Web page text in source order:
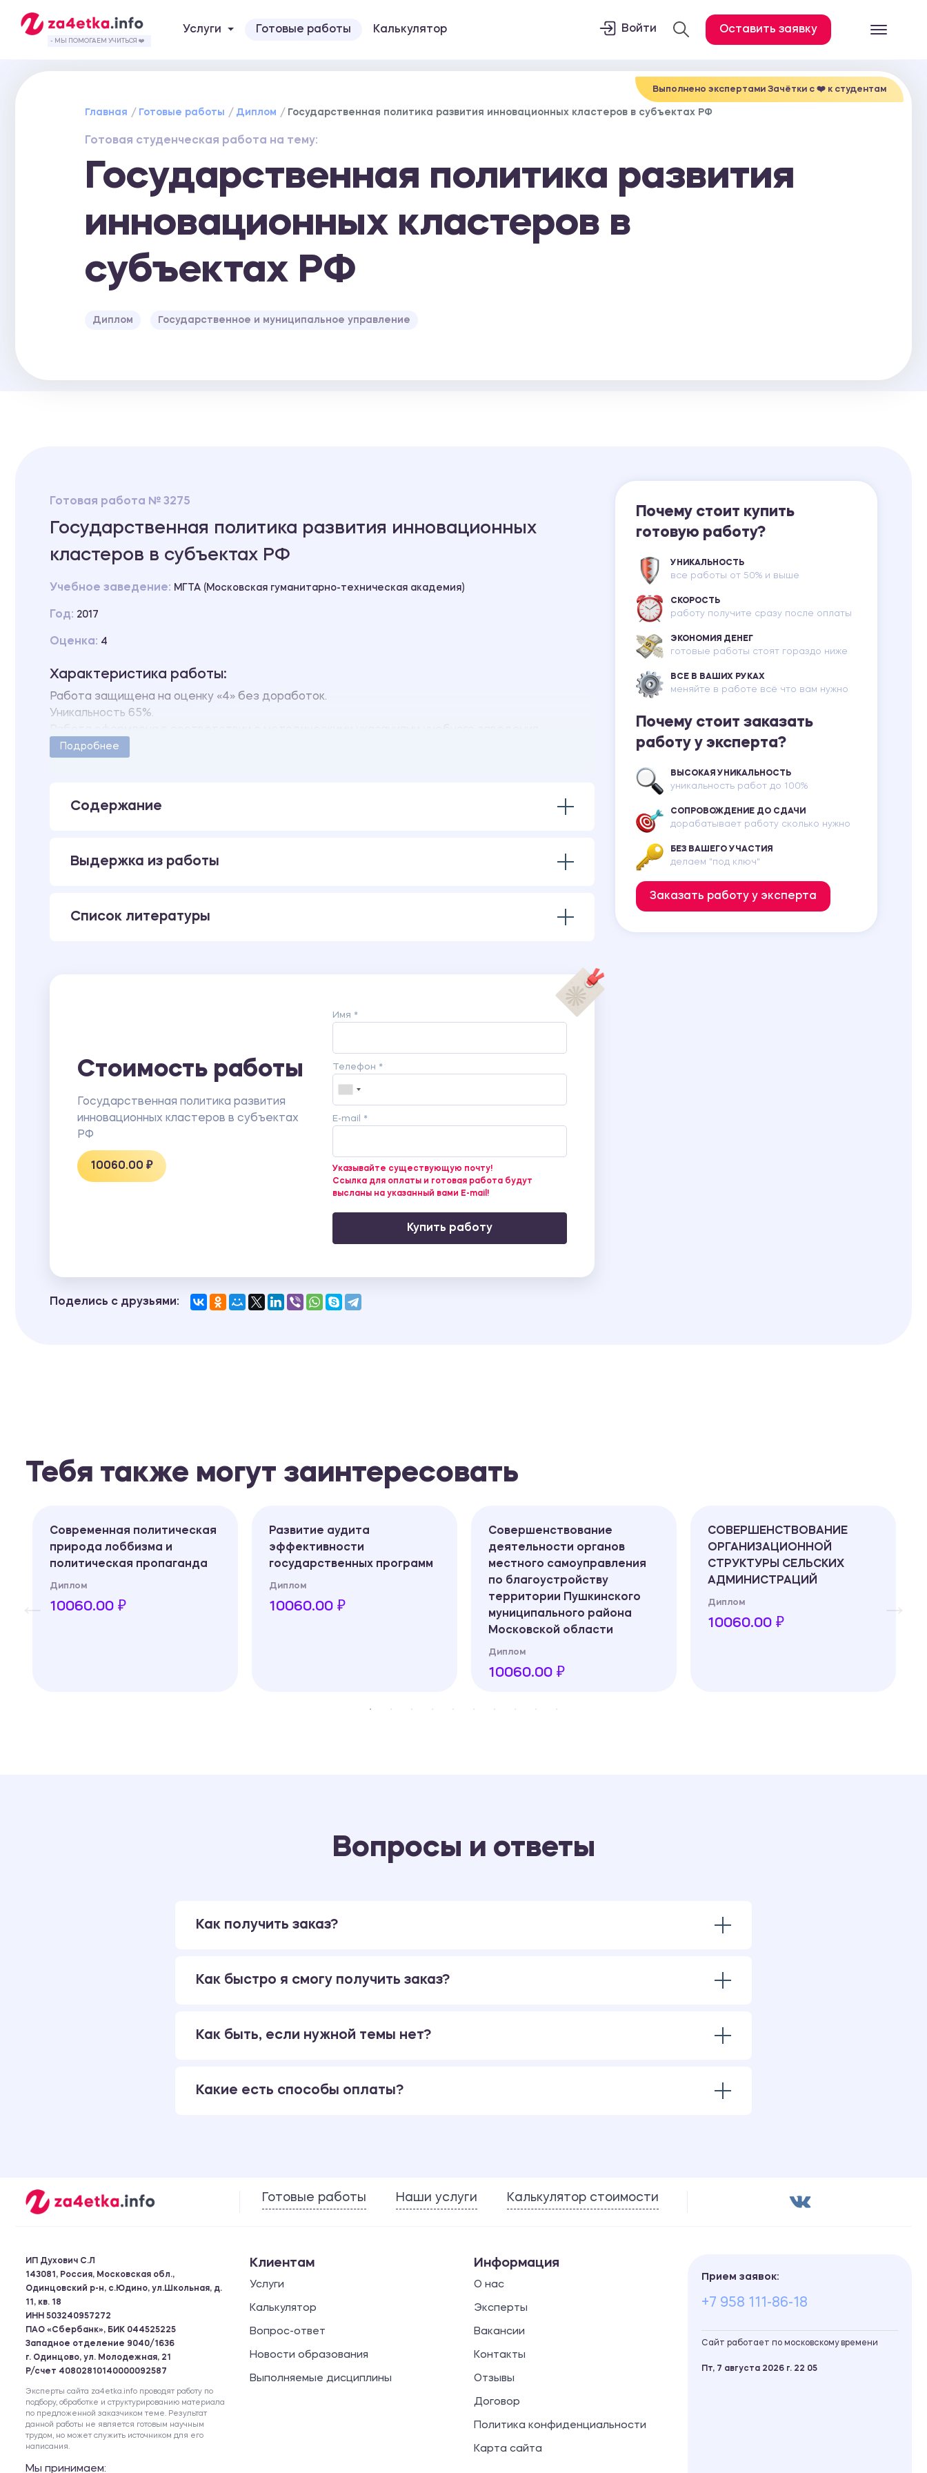
Все услуги
Контрольная работа
- МЫ ПОМОГАЕМ УЧИТЬСЯ ❤️
Услуги Готовые работы Калькулятор Войти Оставить заявку
Выполнено экспертами Зачётки c ❤️ к студентам
Главная Готовые работы Диплом Государственная политика развития инновационных кластеров в субъектах РФ
Готовая студенческая работа на тему:
Государственная политика развития
инновационных кластеров в
субъектах РФ
Диплом Государственное и муниципальное управление
Готовая работа № 3275
Государственная политика развития инновационных
кластеров в субъектах РФ
Учебное заведение: МГТА (Московская гуманитарно-техническая академия)
Год: 2017
Оценка: 4
Характеристика работы:
Работа защищена на оценку «4» без доработок.
Уникальность 65%.
Количество страниц - 75.
Подробнее
Содержание
Выдержка из работы
Список литературы
Стоимость работы
Государственная политика развития
инновационных кластеров в субъектах
РФ
10060.00 ₽
Имя *
Телефон *
E-mail *
Указывайте существующую почту!
Ссылка для оплаты и готовая работа будут
высланы на указанный вами E-mail!
Купить работу
Почему стоит купить
готовую работу?
УНИКАЛЬНОСТЬ
все работы от 50% и выше
СКОРОСТЬ
работу получите сразу после оплаты
ЭКОНОМИЯ ДЕНЕГ
готовые работы стоят гораздо ниже
ВСЕ В ВАШИХ РУКАХ
меняйте в работе всё что вам нужно
Почему стоит заказать
работу у эксперта?
ВЫСОКАЯ УНИКАЛЬНОСТЬ
уникальность работ до 100%
СОПРОВОЖДЕНИЕ ДО СДАЧИ
дорабатывает работу сколько нужно
БЕЗ ВАШЕГО УЧАСТИЯ
делаем "под ключ"
Заказать работу у эксперта
Поделись с друзьями:
Тебя также могут заинтересовать
Современная политическая
природа лоббизма и
политическая пропаганда
Диплом
10060.00 ₽
Развитие аудита
эффективности
государственных программ
Диплом
10060.00 ₽
Совершенствование
деятельности органов
местного самоуправления
по благоустройству
территории Пушкинского
муниципального района
Московской области
Диплом
10060.00 ₽
СОВЕРШЕНСТВОВАНИЕ
ОРГАНИЗАЦИОННОЙ
СТРУКТУРЫ СЕЛЬСКИХ
АДМИНИСТРАЦИЙ
Диплом
10060.00 ₽
Вопросы и ответы
Как получить заказ?
Как быстро я смогу получить заказ?
Как быть, если нужной темы нет?
Какие есть способы оплаты?
Готовые работы Наши услуги Калькулятор стоимости
ИП Духович С.Л
143081, Россия, Московская обл.,
Одинцовский р-н, с.Юдино, ул.Школьная, д.
11, кв. 18
ИНН 503240957272
ПАО «Сбербанк», БИК 044525225
Западное отделение 9040/1636
г. Одинцово, ул. Молодежная, 21
Р/счет 40802810140000092587
Эксперты сайта za4etka.info проводят работу по
подбору, обработке и структурированию материала
по предложенной заказчиком теме. Результат
данной работы не является готовым научным
трудом, но может служить источником для его
написания.
Мы принимаем:
Клиентам
Услуги
Калькулятор
Вопрос-ответ
Новости образования
Выполняемые дисциплины
Информация
О нас
Эксперты
Вакансии
Контакты
Отзывы
Договор
Политика конфиденциальности
Карта сайта
Прием заявок:
+7 958 111-86-18
Сайт работает по московскому времени
Пт, 7 августа 2026 г. 22 05